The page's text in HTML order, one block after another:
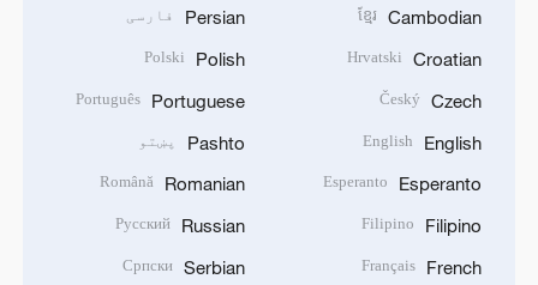
Cambodian
ខ្មែរ
Croatian
Hrvatski
Czech
Český
English
English
Esperanto
Esperanto
Filipino
Filipino
French
Français
Persian فارسی
Polish
Polski
Portuguese
Português
Pashto پښتو
Romanian
Română
Russian
Русский
Serbian
Српски